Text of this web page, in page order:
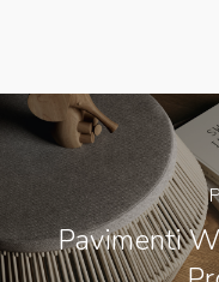
Pavimenti